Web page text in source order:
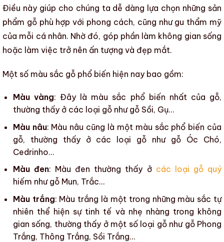
Điều này giúp cho chúng ta dễ dàng lựa chọn những sản
phẩm gỗphù hợp với phong cách, cũng như gu thẩm mỹ
của mỗi cá nhân. Nhờ đó, góp phần làm không gian sống
hoặc làm việc trở nên ấn tượng và đẹp mắt.
Một số màu sắc gỗ phổ biến hiện nay bao gồm:
Màu vàng: Đây là màu sắc phổ biến nhất của gỗ,
thường thấy ở các loại gỗnhưgỗ Sồi, Gụ…
Màu nâu: Màu nâu cũng là một màu sắc phổ biến của
gỗ, thường thấy ở các loại gỗ nhưgỗ Óc Chó,
Cedrinho…
Màu đen: Màu đen thường thấy ở các loại gỗ quý
hiếm như gỗ Mun, Trắc…
Màu trắng: Màu trắng là một trong những màu sắc tự
nhiên thể hiện sự tinh tế và nhẹ nhàng trong không
gian sống, thường thấy ở một số loại gỗnhư gỗ Phong
Trắng, Thông Trắng, Sồi Trắng…